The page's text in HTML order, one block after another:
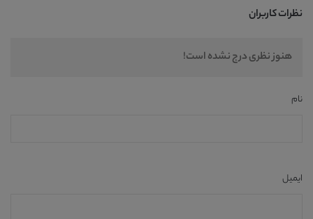
نظرات کاربران
هنوز نظری درج نشده است!
نام
ایمیل